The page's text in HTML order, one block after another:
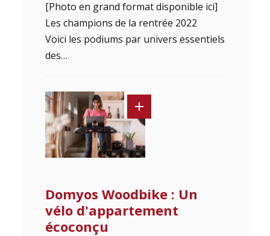
[Photo en grand format disponible ici]
Les champions de la rentrée 2022
Voici les podiums par univers essentiels
des…
Domyos Woodbike : Un
vélo d'appartement
écoconçu